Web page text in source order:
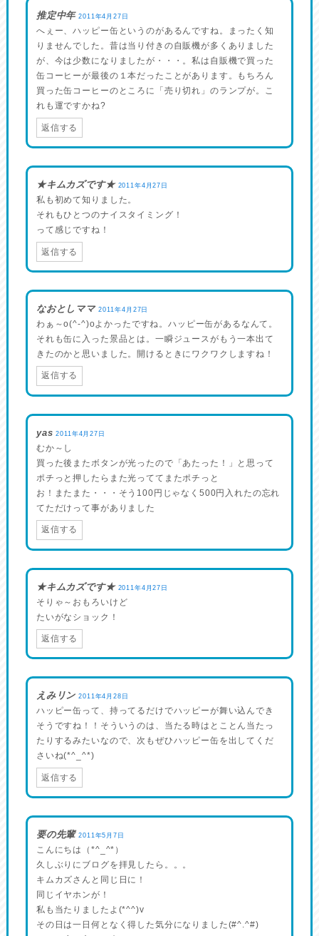
推定中年 2011年4月27日
へぇー、ハッピー缶というのがあるんですね。まったく知
りませんでした。昔は当り付きの自販機が多くありました
が、今は少数になりましたが・・・。私は自販機で買った
缶コーヒーが最後の１本だったことがあります。もちろん
買った缶コーヒーのところに「売り切れ」のランプが。こ
れも運ですかね?
返信する
★キムカズです★ 2011年4月27日
私も初めて知りました。
それもひとつのナイスタイミング！
って感じですね！
返信する
なおとしママ 2011年4月27日
わぁ～o(^-^)oよかったですね。ハッピー缶があるなんて。
それも缶に入った景品とは。一瞬ジュースがもう一本出て
きたのかと思いました。開けるときにワクワクしますね！
返信する
yas 2011年4月27日
むか～し
買った後またボタンが光ったので「あたった！」と思って
ポチっと押したらまた光っててまたポチっと
お！またまた・・・そう100円じゃなく500円入れたの忘れ
てただけって事がありました
返信する
★キムカズです★ 2011年4月27日
そりゃ～おもろいけど
たいがなショック！
返信する
えみリン 2011年4月28日
ハッピー缶って、持ってるだけでハッピーが舞い込んでき
そうですね！！そういうのは、当たる時はとことん当たっ
たりするみたいなので、次もぜひハッピー缶を出してくだ
さいね(*^_^*)
返信する
要の先輩 2011年5月7日
こんにちは（*^_^*）
久しぶりにブログを拝見したら。。。
キムカズさんと同じ日に！
同じイヤホンが！
私も当たりましたよ(*^^)v
その日は一日何となく得した気分になりました(#^.^#)